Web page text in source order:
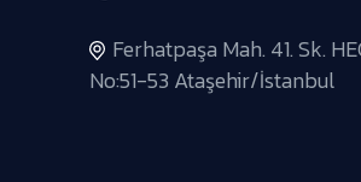
Ferhatpaşa Mah. 41. Sk.
No:51-53 Ataşehir/İstanbul